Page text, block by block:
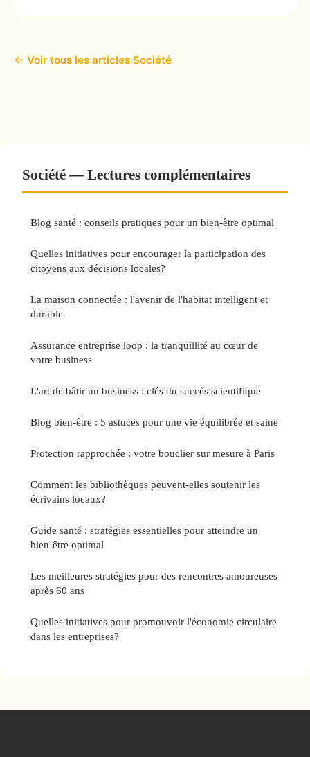
← Voir tous les articles Société
Société — Lectures complémentaires
Blog santé : conseils pratiques pour un bien-être optimal
Quelles initiatives pour encourager la participation des
citoyens aux décisions locales?
La maison connectée : l'avenir de l'habitat intelligent et
durable
Assurance entreprise loop : la tranquillité au cœur de
votre business
L'art de bâtir un business : clés du succès scientifique
Blog bien-être : 5 astuces pour une vie équilibrée et saine
Protection rapprochée : votre bouclier sur mesure à Paris
Comment les bibliothèques peuvent-elles soutenir les
écrivains locaux?
Guide santé : stratégies essentielles pour atteindre un
bien-être optimal
Les meilleures stratégies pour des rencontres amoureuses
après 60 ans
Quelles initiatives pour promouvoir l'économie circulaire
dans les entreprises?